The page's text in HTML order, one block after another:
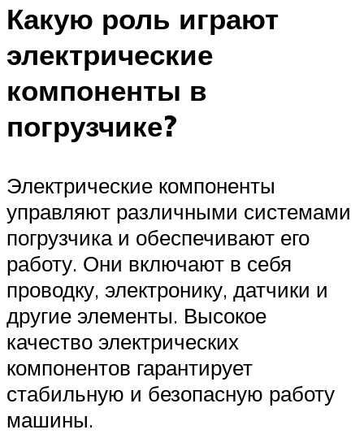
Какую роль играют
электрические
компоненты в
погрузчике?
Электрические компоненты
управляют различными системами
погрузчика и обеспечивают его
работу. Они включают в себя
проводку, электронику, датчики и
другие элементы. Высокое
качество электрических
компонентов гарантирует
стабильную и безопасную работу
машины.